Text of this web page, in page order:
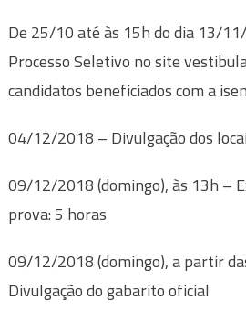
De 25/10 até às 15h do dia 13/
Processo Seletivo no site
candidatos beneficiados com a
04/12/2018 – Divulgação dos
09/12/2018 (domingo), às 13h –
prova: 5 horas
09/12/2018 (domingo), a partir
Divulgação do gabarito oficial